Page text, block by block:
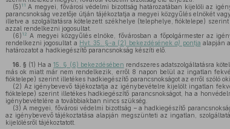
(5) 11 A megyei, fővárosi védelmi bizottság határozatában kijelöli az
parancsnokság vezetője útján tájékoztatja a megyei közgyűlés elnökét
illetve a szolgáltatásra kötelezett székhelye (telephelye, fióktelepe)
azzal rendelkezni jogosultat.
(6) 12 A megyei közgyűlés elnöke, fővárosban a főpolgármester az
rendelkezni jogosultat a Hvt. 35. §-a (2) bekezdéséneka) pontja alapján
határozatot a hadkiegészítő parancsnokság készíti elő.
16. § (1) Ha a15. § (6) bekezdésében rendszeres adatszolgáltatásra
más ok miatt már nem rendelkezik, erről 8 napon belül az ingatlan
fióktelepe) szerint illetékes hadkiegészítő parancsnokságot az erről szóló
(2) Az igénybevevő tájékoztatja az igénybevételre kijelölt ingatlan
fióktelepe) szerint illetékes hadkiegészítő parancsnokságot, ha a
igénybevételére a továbbiakban nincs szükség.
(3) A megyei, fővárosi védelmi bizottság – a hadkiegészítő
az igénybevevő tájékoztatása alapján megszünteti az ingatlan,
kijelölésről tájékoztatott.